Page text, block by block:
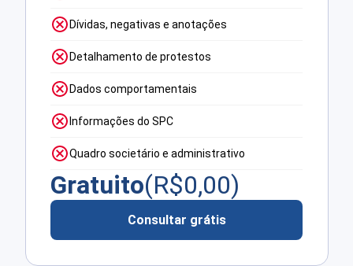
Dívidas, negativas e anotações
Detalhamento de protestos
Dados comportamentais
Informações do SPC
Quadro societário e administrativo
Gratuito(R$0,00)
Consultar grátis